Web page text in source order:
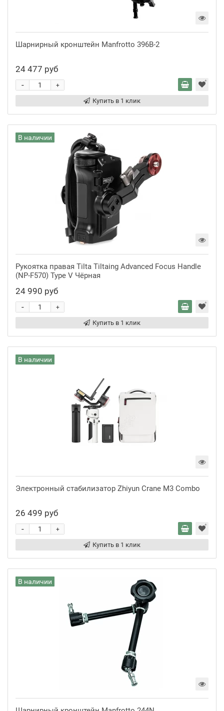
Шарнирный кронштейн Manfrotto 396B-2
24 477 руб
+
-
Купить в 1 клик
В наличии
Рукоятка правая Tilta Tiltaing Advanced Focus Handle
(NP-F570) Type V Чёрная
24 990 руб
+
-
Купить в 1 клик
В наличии
Электронный стабилизатор Zhiyun Crane M3 Combo
26 499 руб
+
-
Купить в 1 клик
В наличии